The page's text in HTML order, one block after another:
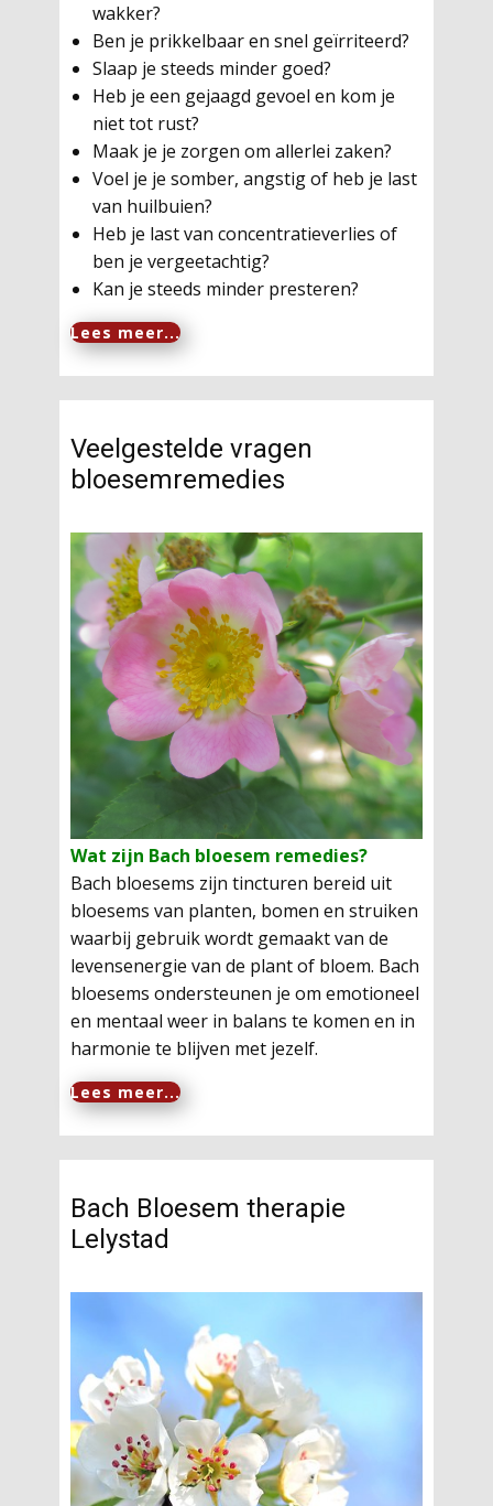
wakker?
Ben je prikkelbaar en snel geïrriteerd?
Slaap je steeds minder goed?
Heb je een gejaagd gevoel en kom je
niet tot rust?
Maak je je zorgen om allerlei zaken?
Voel je je somber, angstig of heb je last
van huilbuien?
Heb je last van concentratieverlies of
ben je vergeetachtig?
Kan je steeds minder presteren?
Lees meer...
Veelgestelde vragen
bloesemremedies
Wat zijn Bach bloesem remedies?
Bach bloesems zijn tincturen bereid uit
bloesems van planten, bomen en struiken
waarbij gebruik wordt gemaakt van de
levensenergie van de plant of bloem. Bach
bloesems ondersteunen je om emotioneel
en mentaal weer in balans te komen en in
harmonie te blijven met jezelf.
Lees meer...
Bach Bloesem therapie
Lelystad